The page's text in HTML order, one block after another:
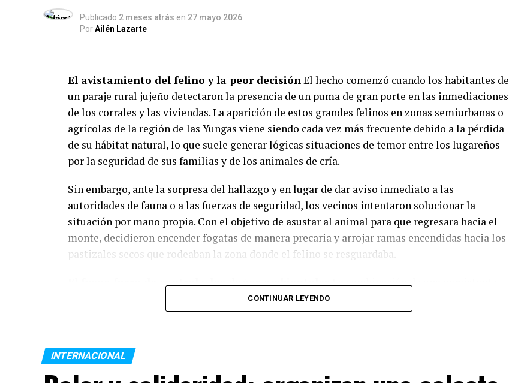
Almuerzos: 18,4%.
Desayunos: 3,5%.
Más allá de la comida: Centros de contención barrial
El relevamiento destaca que el75,5% de las organizacionesdesarrolla de manera
simultánea propuestas sociales, formativas o recreativas. Entre las iniciativas
propuestas culturales (14,3%)y otras acciones comunitarias (28,6%).
Financiamiento, control e inversión del Fondo Municipal
de Asistencia Alimentaria
Derecho de Registro e Inspección (DREI) abonado por bancos y entidades financieras.
Publicado 2 meses atrás en 27 mayo 2026
PorAilén Lazarte
El avistamiento del felino y la peor decisiónEl hecho comenzó cuando los habitantes de
un paraje rural jujeño detectaron la presencia de un puma de gran porte en las inmediaciones
de los corrales y las viviendas. La aparición de estos grandes felinos en zonas semiurbanas o
agrícolas de la región de las Yungas viene siendo cada vez más frecuente debido a la pérdida
de su hábitat natural, lo que suele generar lógicas situaciones de temor entre los lugareños
por la seguridad de sus familias y de los animales de cría.
Sin embargo, ante la sorpresa del hallazgo y en lugar de dar aviso inmediato a las
autoridades de fauna o a las fuerzas de seguridad, los vecinos intentaron solucionar la
situación por mano propia. Con el objetivo de asustar al animal para que regresara hacia el
monte, decidieron encender fogatas de manera precaria y arrojar ramas encendidas hacia los
pastizales secos que rodeaban la zona donde el felino se resguardaba.
El fuego fuera de control y los daños ambientalesLa combinación de una persistente
sequía en la vegetación norteña, la gran cantidad de material orgánico seco y las ráfagas de
viento transformaron una acción imprudente en un desastre inmediato. Las llamas se
salieron de control en cuestión de segundos, superando los esfuerzos de los lugareños por
contenerlas y expandiéndose de manera voraz a través de campos vecinos y zonas de
vegetación nativa de la provincia.
CONTINUAR LEYENDO
INTERNACIONAL